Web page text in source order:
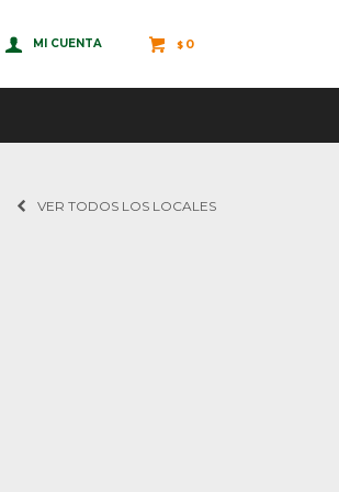
$ 0
VER TODOS LOS LOCALES